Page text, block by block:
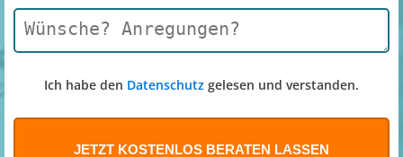
Ich habe den Datenschutz gelesen und verstanden.